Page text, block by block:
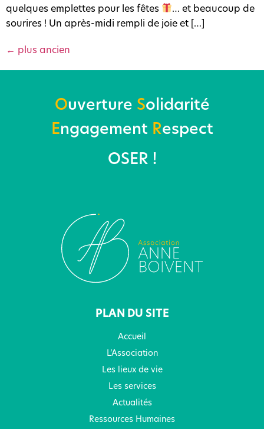
quelques emplettes pour les fêtes
… et beaucoup de
sourires ! Un après-midi rempli de joie et […]
← plus ancien
Ouverture Solidarité
Engagement Respect
OSER !
PLAN DU SITE
Accueil
L’Association
Les lieux de vie
Les services
Actualités
Ressources Humaines